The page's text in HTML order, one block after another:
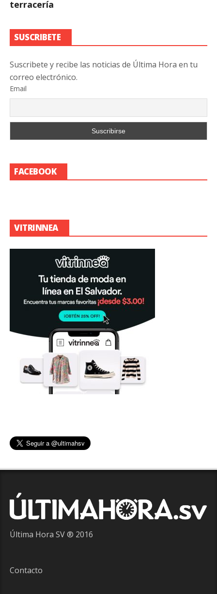
terracería
SUSCRIBETE
Suscribete y recibe las noticias de Última Hora en tu
correo electrónico.
Email
FACEBOOK
VITRINNEA
Última Hora SV ® 2016
Contacto